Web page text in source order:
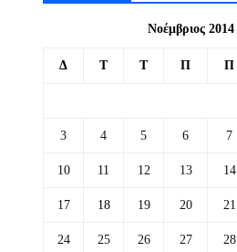
Νοέμβριος 2014
Δ Τ Τ Π Π
3 4 5 6 7
10 11 12 13 14
17 18 19 20 21
24 25 26 27 28